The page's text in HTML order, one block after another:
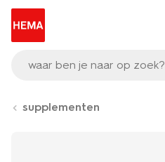
waar ben je naar op zoek?
supplementen